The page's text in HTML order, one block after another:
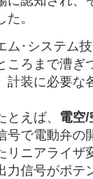
た。
･システム
ころまで漕ぎ
計装に必要な
えば、 電空/
号で電動弁の
リニアライザ
力信号がポテ